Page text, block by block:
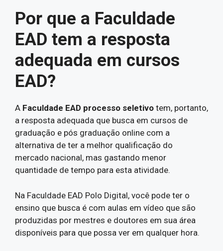
Por que a Faculdade
EAD tem a resposta
adequada em cursos
EAD?
A Faculdade EAD processo seletivo tem, portanto,
a resposta adequada que busca em cursos de
graduação e pós graduação online com a
alternativa de ter a melhor qualificação do
mercado nacional, mas gastando menor
quantidade de tempo para esta atividade.
Na Faculdade EAD Polo Digital, você pode ter o
ensino que busca é com aulas em vídeo que são
produzidas por mestres e doutores em sua área
disponíveis para que possa ver em qualquer hora.